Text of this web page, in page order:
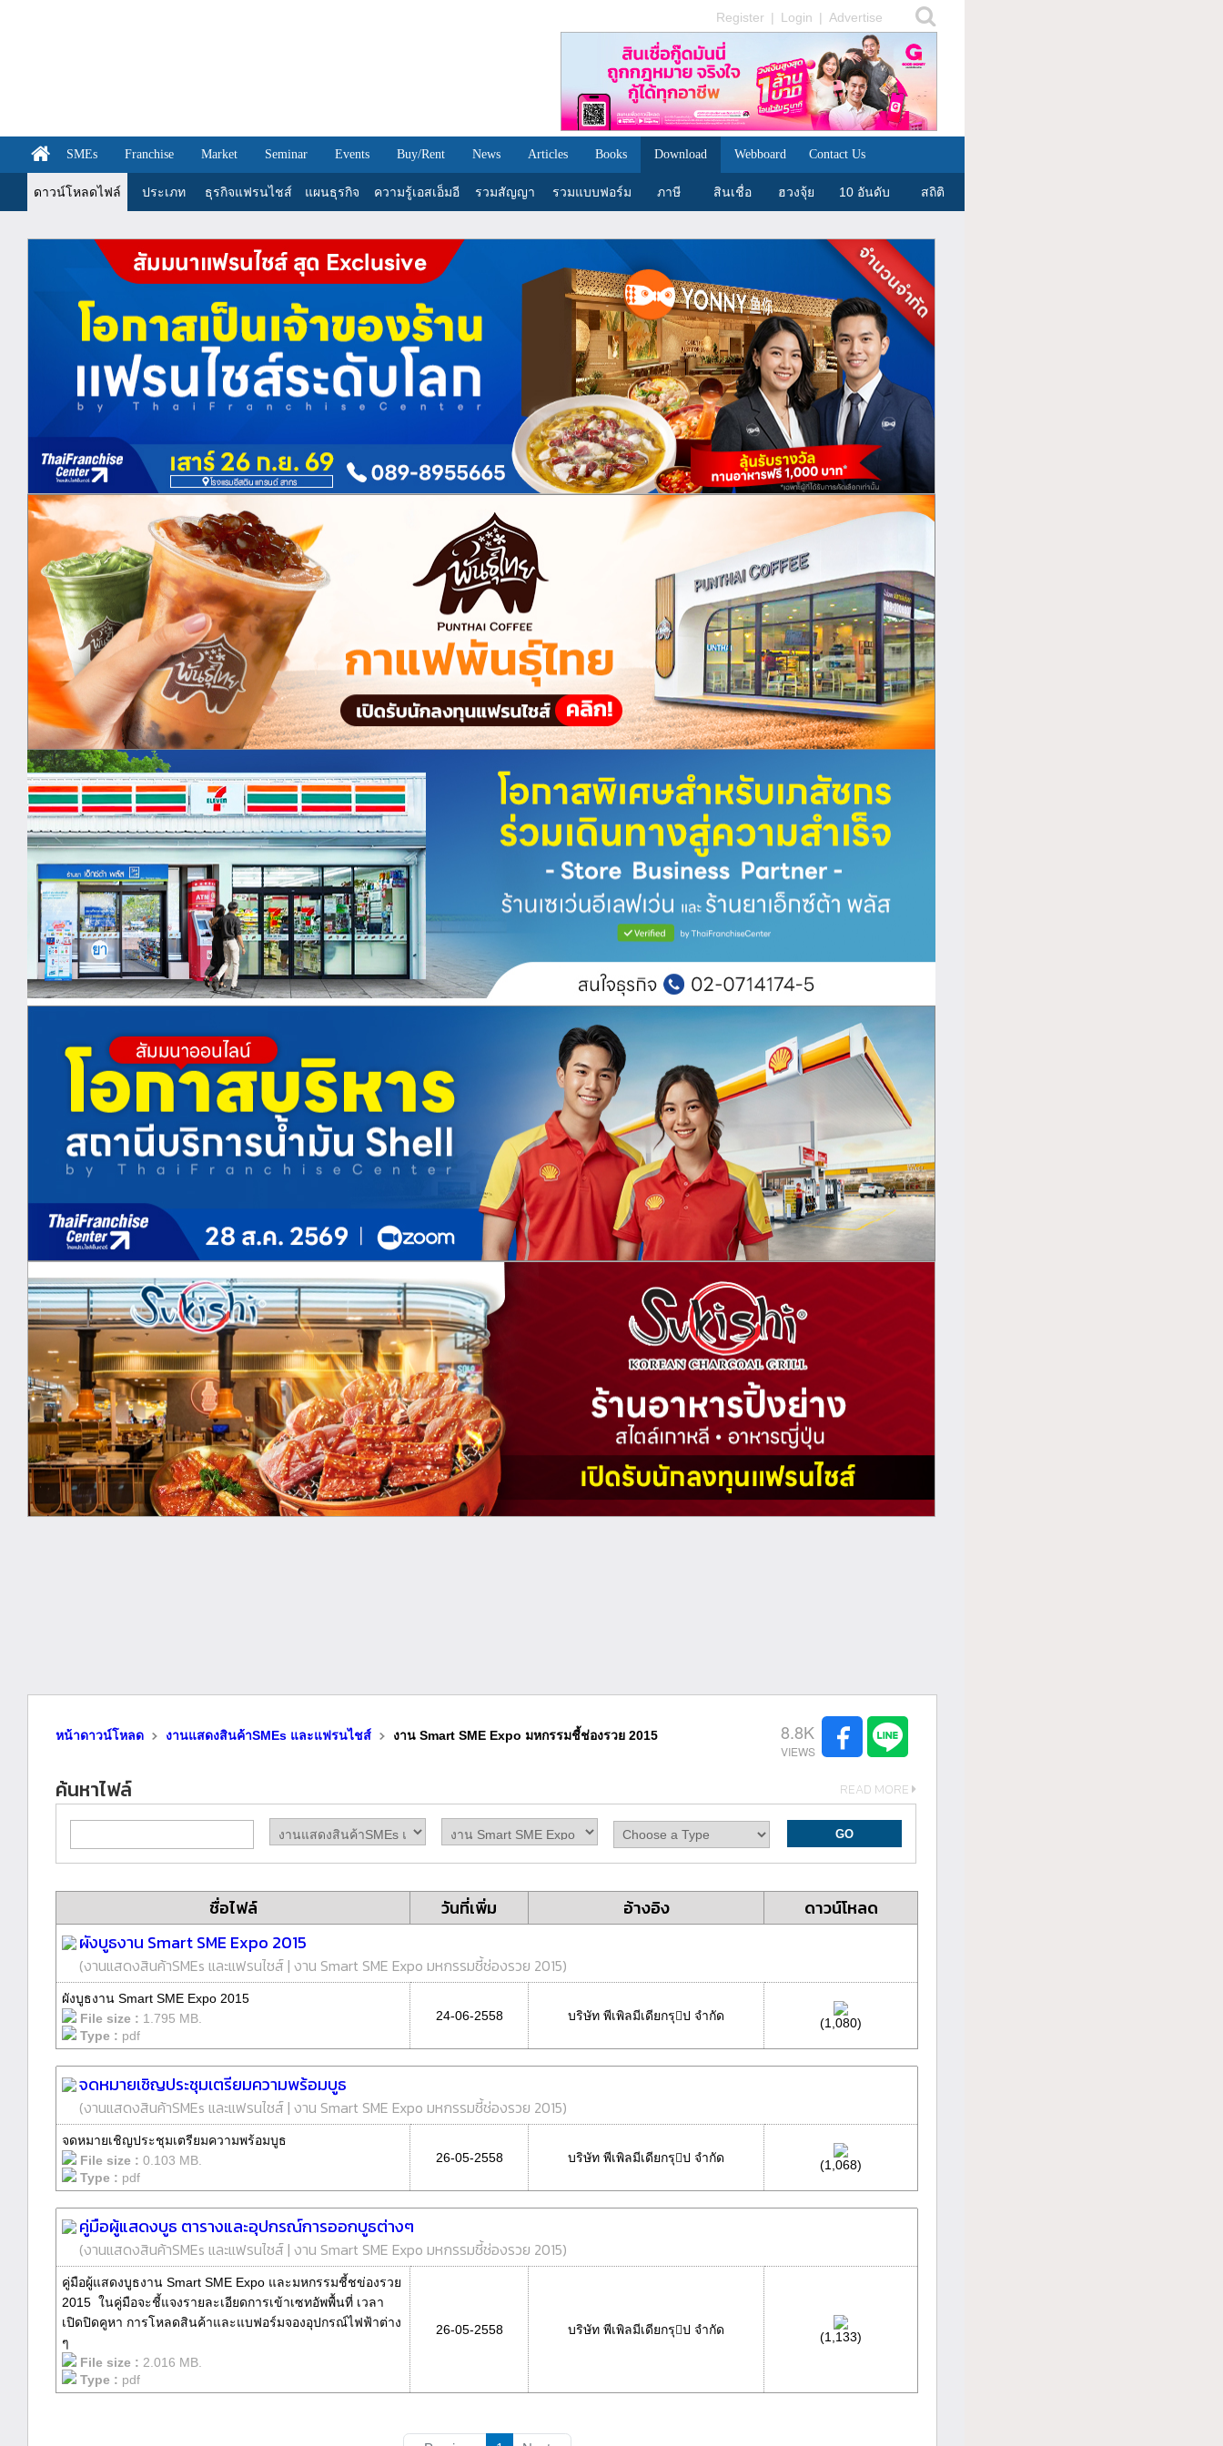
Register | Login | Advertise
SMEs Franchise Market Seminar Events Buy/Rent News Articles Books Download Webboard Contact Us
ดาวน์โหลดไฟล์ ประเภท ธุรกิจแฟรนไชส์ แผนธุรกิจ ความรู้เอสเอ็มอี รวมสัญญา รวมแบบฟอร์ม ภาษี สินเชื่อ ฮวงจุ้ย 10 อันดับ สถิติ
หน้าดาวน์โหลด งานแสดงสินค้าSMEs และแฟรนไชส์ งาน Smart SME Expo มหกรรมชี้ช่องรวย 2015 8.8K
ค้นหาไฟล์ READ MORE
ชื่อไฟล์ วันที่เพิ่ม อ้างอิง
ดาวน์โหลด
ผังบูธงาน Smart SME Expo 2015
(งานแสดงสินค้าSMEs และแฟรนไชส์| งาน Smart SME Expo มหกรรมชี้ช่องรวย 2015)
ผังบูธงาน Smart SME Expo 2015
File size : 1.795 MB.
Type : pdf
24-06-2558 บริษัท พีเพิลมีเดียกรุป จํากัด (1,080)
จดหมายเชิญประชุมเตรียมความพร้อมบูธ
(งานแสดงสินค้าSMEs และแฟรนไชส์| งาน Smart SME Expo มหกรรมชี้ช่องรวย 2015)
จดหมายเชิญประชุมเตรียมความพร้อมบูธ
File size : 0.103 MB.
Type : pdf
26-05-2558 บริษัท พีเพิลมีเดียกรุป จํากัด (1,068)
คู่มือผู้แสดงบูธ ตารางและอุปกรณ์การออกบูธต่างๆ
(งานแสดงสินค้าSMEs และแฟรนไชส์| งาน Smart SME Expo มหกรรมชี้ช่องรวย 2015)
คู่มือผู้แสดงบูธงาน Smart SME Expo และมหกรรมชี้ชข่องรวย
2015 ในคู่มือจะชี้แจงรายละเอียดการเข้าเซทอัพพื้นที่ เวลา
เปิดปิดคูหา การโหลดสินค้าและแบฟอร์มจองอุปกรณ์ไฟฟ้าต่าง
ๆ
File size : 2.016 MB.
Type : pdf
26-05-2558 บริษัท พีเพิลมีเดียกรุป จํากัด (1,133)